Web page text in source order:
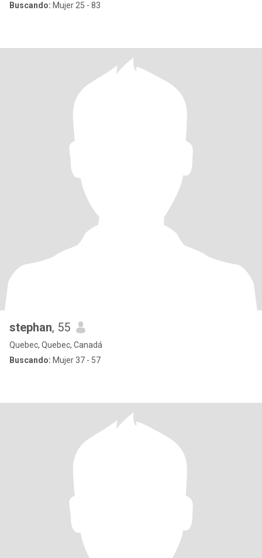
Buscando: Mujer 25 - 83
stephan, 55
Quebec, Quebec, Canadá
Buscando: Mujer 37 - 57